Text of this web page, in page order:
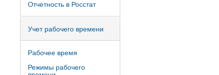
Отчетность в Росстат
Учет рабочего времени
Рабочее время
Режимы рабочего